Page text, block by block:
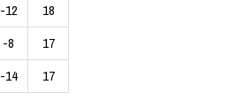
-12
18
-8
17
-14 17